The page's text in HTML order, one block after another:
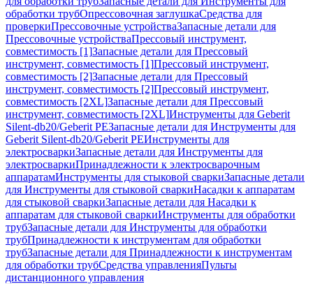
обработки трубОпрессовочная заглушкаСредства для
проверкиПрессовочные устройстваЗапасные детали для
Прессовочные устройстваПрессовый инструмент,
совместимость [1]Запасные детали для Прессовый
инструмент, совместимость [1]Прессовый инструмент,
совместимость [2]Запасные детали для Прессовый
инструмент, совместимость [2]Прессовый инструмент,
совместимость [2XL]Запасные детали для Прессовый
инструмент, совместимость [2XL]Инструменты для Geberit
Silent-db20/Geberit PEЗапасные детали для Инструменты для
Geberit Silent-db20/Geberit PEИнструменты для
электросваркиЗапасные детали для Инструменты для
электросваркиПринадлежности к электросварочным
аппаратамИнструменты для стыковой сваркиЗапасные детали
для Инструменты для стыковой сваркиНасадки к аппаратам
для стыковой сваркиЗапасные детали для Насадки к
аппаратам для стыковой сваркиИнструменты для обработки
трубЗапасные детали для Инструменты для обработки
трубПринадлежности к инструментам для обработки
трубЗапасные детали для Принадлежности к инструментам
для обработки трубСредства управленияПульты
дистанционного управления